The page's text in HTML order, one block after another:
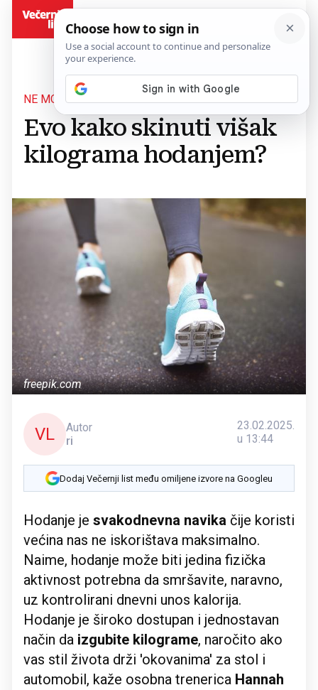
NE MORATE U TERETANU
Evo kako skinuti višak
kilograma hodanjem?
freepik.com
VL
Autor
ri
23.02.2025.
u 13:44
Dodaj Večernji list među omiljene izvore na Googleu
Hodanje je svakodnevna navika čije koristi
većina nas ne iskorištava maksimalno.
Naime, hodanje može biti jedina fizička
aktivnost potrebna da smršavite, naravno,
uz kontrolirani dnevni unos kalorija.
Hodanje je široko dostupan i jednostavan
način da izgubite kilograme, naročito ako
vas stil života drži 'okovanima' za stol i
automobil, kaže osobna trenerica Hannah